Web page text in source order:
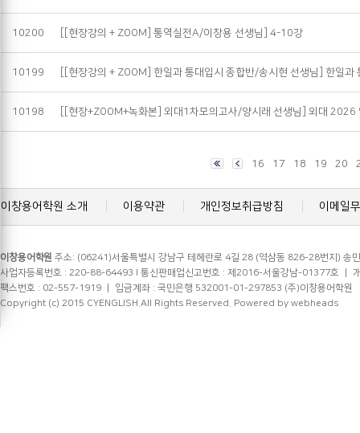
10200 [[현장강의 + ZOOM] 통역실전A/이창용 선생님] 4-10강
10199 [[현장강의 + ZOOM] 한일과 통대입시 종합반/송시현 선생님] 한일
10198 [[현장+ZOOM+녹화본] 외대1차모의고사/양시래 선생님] 외대 2026
16 17 18 19 20
이창용어학원 소개 이용약관 개인정보취급방침 이메일
이창용어학원 주소: (06241)서울특별시 강남구 테헤란로 4길 28 (역삼동 826-28번지) 송
사업자등록번호 : 220-88-64493 l 통신판매업신고번호 : 제2016-서울강남-01377호
팩스번호 : 02-557-1919 ㅣ 입금계좌 : 국민은행 532001-01-297853 (주)이창용어학원
Copyright (c) 2015 CYENGLISH.All Rights Reserved. Powered by webheads